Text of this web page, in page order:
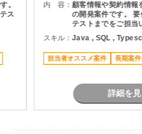
。
ス
内 容： 顧客情報や契約情報
の開発案件です。 要
テストまでをご担当
スキル：Java , SQL ,
担当者オススメ案件 長期案件
詳細を